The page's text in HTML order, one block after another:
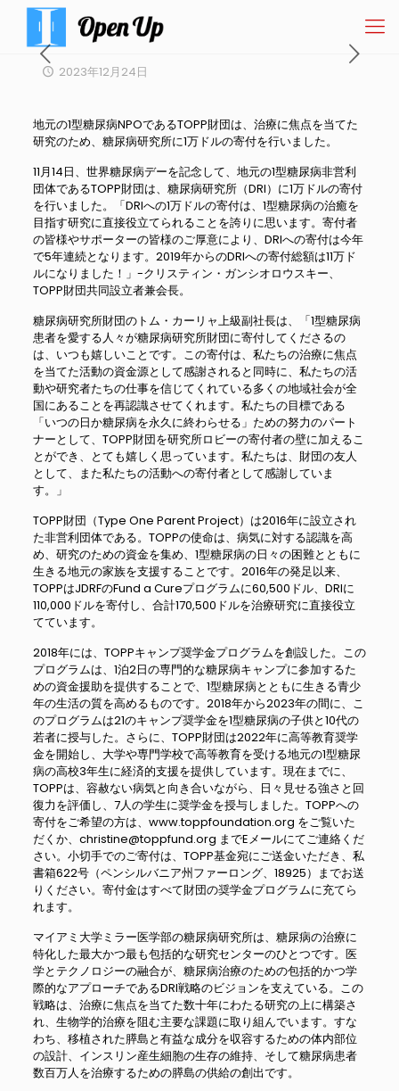
2023年12月24日
地元の1型糖尿病NPOであるTOPP財団は、治療に焦点を当てた
研究のため、糖尿病研究所に1万ドルの寄付を行いました。
11月14日、世界糖尿病デーを記念して、地元の1型糖尿病非営利
団体であるTOPP財団は、糖尿病研究所（DRI）に1万ドルの寄付
を行いました。「DRIへの1万ドルの寄付は、1型糖尿病の治癒を
目指す研究に直接役立てられることを誇りに思います。寄付者
の皆様やサポーターの皆様のご厚意により、DRIへの寄付は今年
で5年連続となります。2019年からのDRIへの寄付総額は11万ド
ルになりました！」-クリスティン・ガンシオロウスキー、
TOPP財団共同設立者兼会長。
糖尿病研究所財団のトム・カーリャ上級副社長は、「1型糖尿病
患者を愛する人々が糖尿病研究所財団に寄付してくださるの
は、いつも嬉しいことです。この寄付は、私たちの治療に焦点
を当てた活動の資金源として感謝されると同時に、私たちの活
動や研究者たちの仕事を信じてくれている多くの地域社会が全
国にあることを再認識させてくれます。私たちの目標である
「いつの日か糖尿病を永久に終わらせる」ための努力のパート
ナーとして、TOPP財団を研究所ロビーの寄付者の壁に加えるこ
とができ、とても嬉しく思っています。私たちは、財団の友人
として、また私たちの活動への寄付者として感謝していま
す。」
TOPP財団（Type One Parent Project）は2016年に設立され
た非営利団体である。TOPPの使命は、病気に対する認識を高
め、研究のための資金を集め、1型糖尿病の日々の困難とともに
生きる地元の家族を支援することです。2016年の発足以来、
TOPPはJDRFのFund a Cureプログラムに60,500ドル、DRIに
110,000ドルを寄付し、合計170,500ドルを治療研究に直接役立
てています。
2018年には、TOPPキャンプ奨学金プログラムを創設した。この
プログラムは、1泊2日の専門的な糖尿病キャンプに参加するた
めの資金援助を提供することで、1型糖尿病とともに生きる青少
年の生活の質を高めるものです。2018年から2023年の間に、こ
のプログラムは21のキャンプ奨学金を1型糖尿病の子供と10代の
若者に授与した。さらに、TOPP財団は2022年に高等教育奨学
金を開始し、大学や専門学校で高等教育を受ける地元の1型糖尿
病の高校3年生に経済的支援を提供しています。現在までに、
TOPPは、容赦ない病気と向き合いながら、日々見せる強さと回
復力を評価し、7人の学生に奨学金を授与しました。TOPPへの
寄付をご希望の方は、www.toppfoundation.org をご覧いた
だくか、christine@toppfund.org までEメールにてご連絡くだ
さい。小切手でのご寄付は、TOPP基金宛にご送金いただき、私
書箱622号（ペンシルバニア州ファーロング、18925）までお送
りください。寄付金はすべて財団の奨学金プログラムに充てら
れます。
マイアミ大学ミラー医学部の糖尿病研究所は、糖尿病の治療に
特化した最大かつ最も包括的な研究センターのひとつです。医
学とテクノロジーの融合が、糖尿病治療のための包括的かつ学
際的なアプローチであるDRI戦略のビジョンを支えている。この
戦略は、治療に焦点を当てた数十年にわたる研究の上に構築さ
れ、生物学的治療を阻む主要な課題に取り組んでいます。すな
わち、移植された膵島と有益な成分を収容するための体内部位
の設計、インスリン産生細胞の生存の維持、そして糖尿病患者
数百万人を治療するための膵島の供給の創出です。